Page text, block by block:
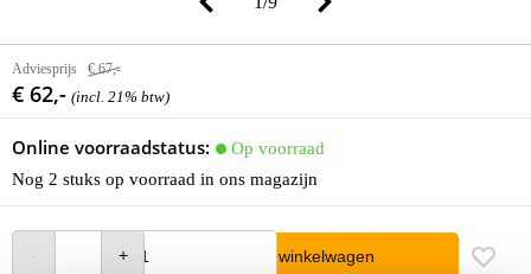
Adviesprijs € 67,-
€ 62,- (incl. 21% btw)
Online voorraadstatus:
Op voorraad
Nog 2 stuks op voorraad in ons magazijn
In winkelwagen